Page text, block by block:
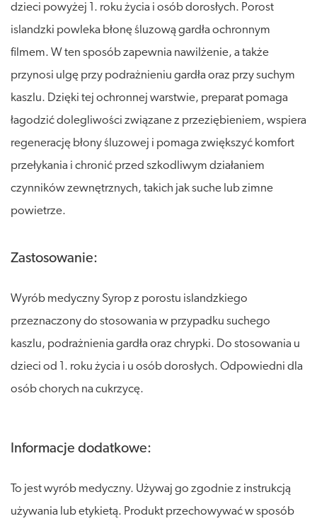
dzieci powyżej 1. roku życia i osób dorosłych. Porost
islandzki powleka błonę śluzową gardła ochronnym
filmem. W ten sposób zapewnia nawilżenie, a także
przynosi ulgę przy podrażnieniu gardła oraz przy suchym
kaszlu. Dzięki tej ochronnej warstwie, preparat pomaga
łagodzić dolegliwości związane z przeziębieniem, wspiera
regenerację błony śluzowej i pomaga zwiększyć komfort
przełykania i chronić przed szkodliwym działaniem
czynników zewnętrznych, takich jak suche lub zimne
powietrze.
Zastosowanie:
Wyrób medyczny Syrop z porostu islandzkiego
przeznaczony do stosowania w przypadku suchego
kaszlu, podrażnienia gardła oraz chrypki. Do stosowania u
dzieci od 1. roku życia i u osób dorosłych. Odpowiedni dla
osób chorych na cukrzycę.
Informacje dodatkowe:
To jest wyrób medyczny. Używaj go zgodnie z instrukcją
używania lub etykietą. Produkt przechowywać w sposób